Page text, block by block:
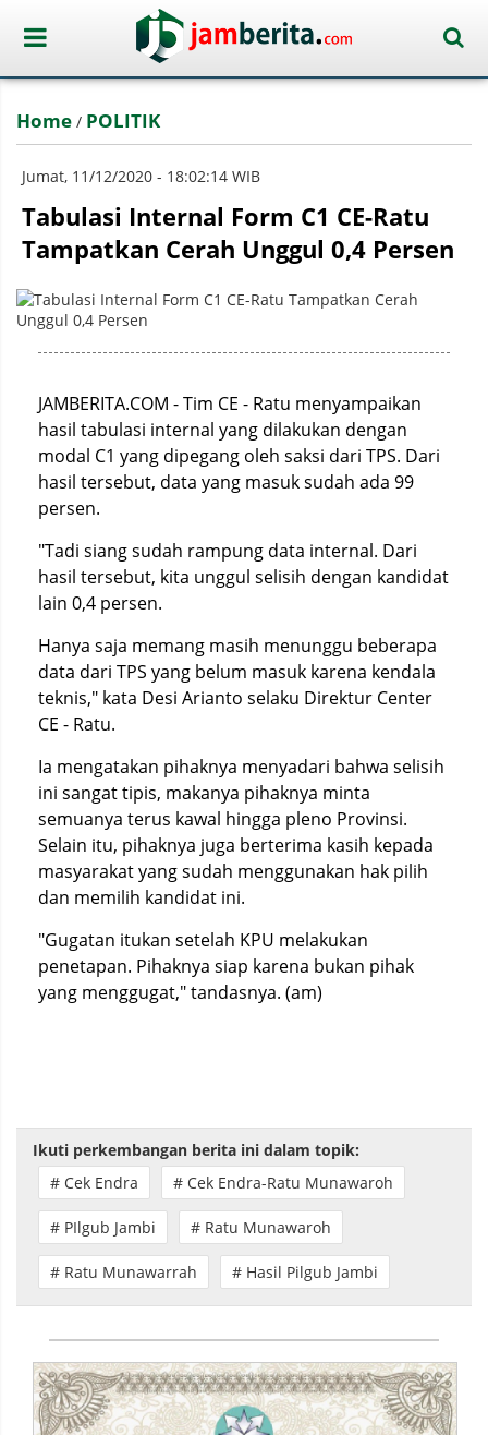
Home / POLITIK
Jumat, 11/12/2020 - 18:02:14 WIB
Tabulasi Internal Form C1 CE-Ratu
Tampatkan Cerah Unggul 0,4 Persen
JAMBERITA.COM - Tim CE - Ratu menyampaikan
hasil tabulasi internal yang dilakukan dengan
modal C1 yang dipegang oleh saksi dari TPS. Dari
hasil tersebut, data yang masuk sudah ada 99
persen.
"Tadi siang sudah rampung data internal. Dari
hasil tersebut, kita unggul selisih dengan kandidat
lain 0,4 persen.
Hanya saja memang masih menunggu beberapa
data dari TPS yang belum masuk karena kendala
teknis," kata Desi Arianto selaku Direktur Center
CE - Ratu.
Ia mengatakan pihaknya menyadari bahwa selisih
ini sangat tipis, makanya pihaknya minta
semuanya terus kawal hingga pleno Provinsi.
Selain itu, pihaknya juga berterima kasih kepada
masyarakat yang sudah menggunakan hak pilih
dan memilih kandidat ini.
"Gugatan itukan setelah KPU melakukan
penetapan. Pihaknya siap karena bukan pihak
yang menggugat," tandasnya. (am)
Ikuti perkembangan berita ini dalam topik:
# Cek Endra
# Cek Endra-Ratu Munawaroh
# PIlgub Jambi # Ratu Munawaroh
# Ratu Munawarrah # Hasil Pilgub Jambi